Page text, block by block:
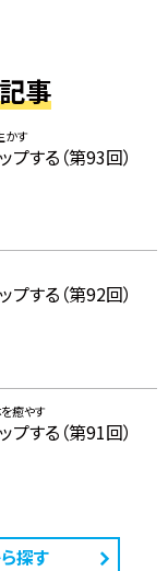
事
かす
する（第93回）
する（第92回）
癒やす
する（第91回）
探す